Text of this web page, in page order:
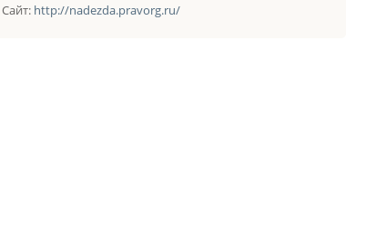
Сайт: http://nadezda.pravorg.ru/